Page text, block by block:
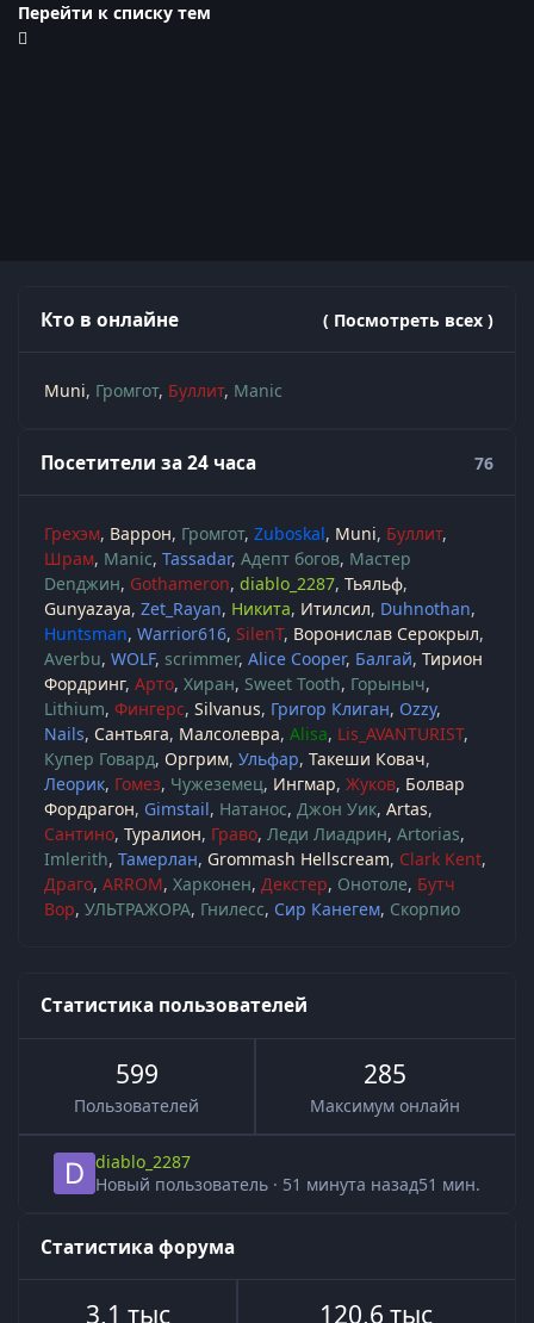
Перейти к списку тем
Кто в онлайне ( Посмотреть всех )
Muni Громгот Буллит Manic
Посетители за 24 часа 76
Грехэм Варрон Громгот Zuboskal Muni Буллит
Шрам Manic Tassadar Адепт богов Мастер
Denджин Gothameron diablo_2287 Тьяльф
Gunyazaya Zet_Rayan Никита Итилсил Duhnothan
Huntsman Warrior616 SilenT Воронислав Серокрыл
Averbu WOLF scrimmer Alice Cooper Балгай Тирион
Фордринг Арто Хиран Sweet Tooth Горыныч
Lithium Фингерс Silvanus Григор Клиган Ozzy
Nails Сантьяга Малсолевра Alisa Lis_AVANTURIST
Купер Говард Оргрим Ульфар Такеши Ковач
Леорик Гомез Чужеземец Ингмар Жуков Болвар
Фордрагон Gimstail Натанос Джон Уик Artas
Сантино Туралион Граво Леди Лиадрин Artorias
Imlerith Тамерлан Grommash Hellscream Clark Kent
Драго ARROM Харконен Декстер Онотоле Бутч
Вор УЛЬТРАЖОРА Гнилесс Сир Канегем Скорпио
Статистика пользователей
599
Пользователей
285
Максимум онлайн
diablo_2287
Новый пользователь · 51 минута назад51 мин.
Статистика форума
3,1 тыс 120,6 тыс